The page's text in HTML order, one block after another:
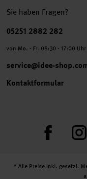
Sie haben Fragen?
Telefonnummer
05251 2882 282
von Mo. - Fr. 08:30 - 17:00 Uhr
service@idee-
Kontaktformular
Facebook
* Alle Preise inkl. gesetzl.